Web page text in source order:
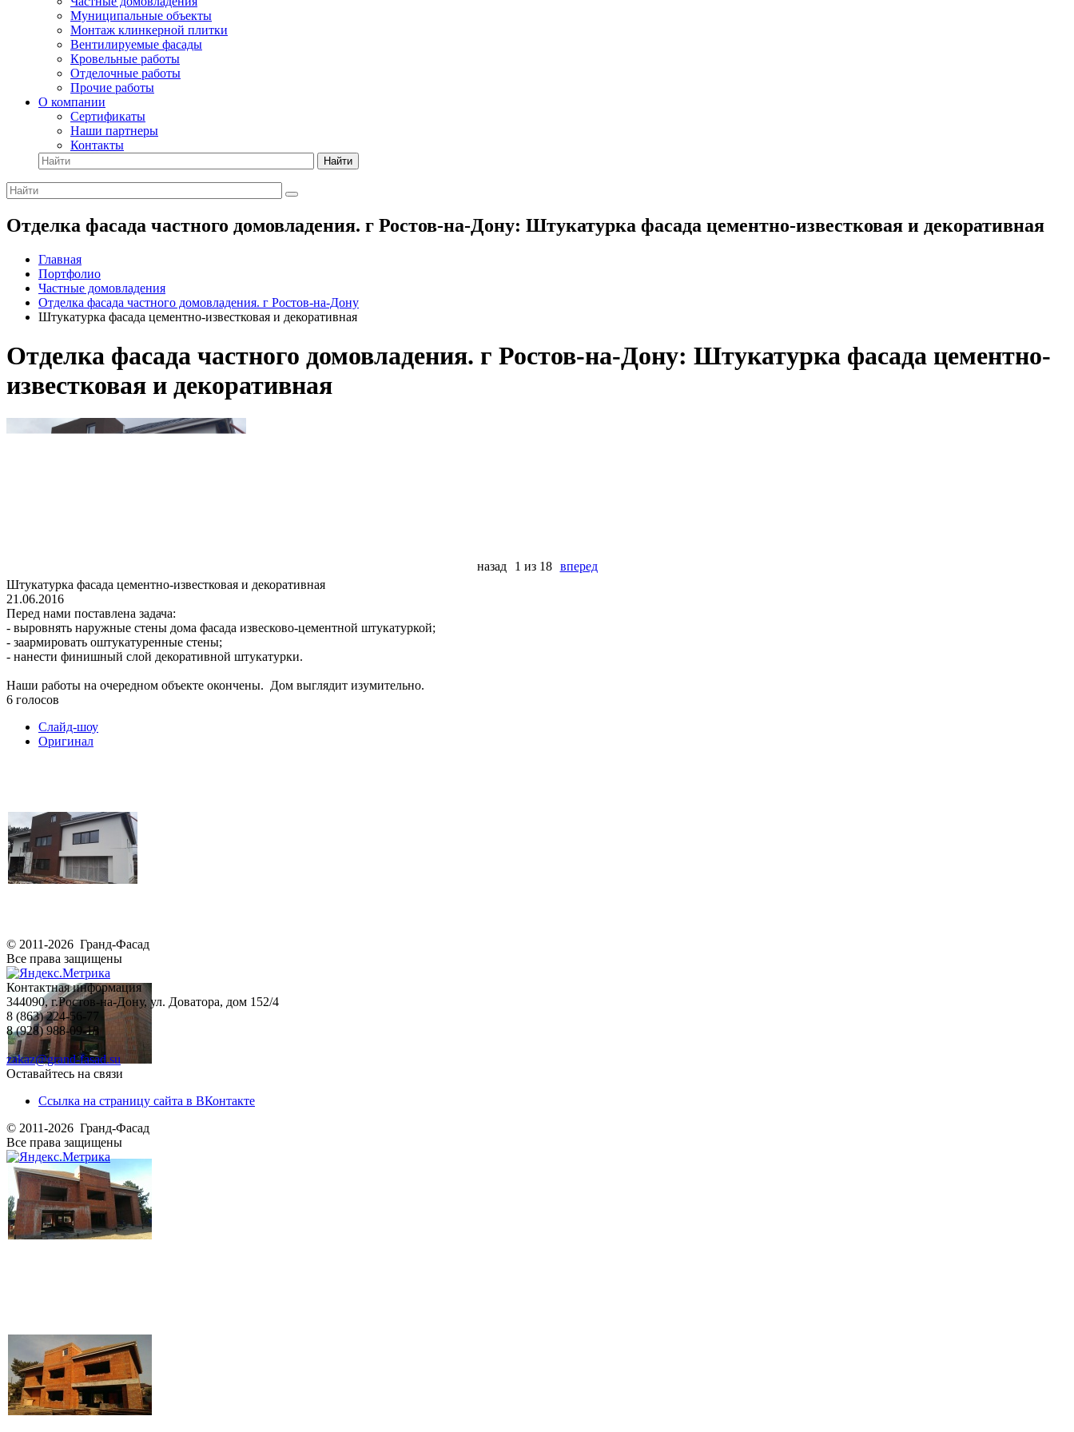
Муниципальные объекты
Монтаж клинкерной плитки
Вентилируемые фасады
Кровельные работы
Отделочные работы
Прочие работы
О компании
Сертификаты
Наши партнеры
Контакты
Найти
Отделка фасада частного домовладения. г Ростов-на-Дону: Штукатурка фасада цементно-известковая и декоративная
Главная
Портфолио
Частные домовладения
Отделка фасада частного домовладения. г Ростов-на-Дону
Штукатурка фасада цементно-известковая и декоративная
Отделка фасада частного домовладения. г Ростов-на-Дону: Штукатурка фасада цементно-
известковая и декоративная
назад 1 из 18
вперед
Штукатурка фасада цементно-известковая и декоративная
21.06.2016
Перед нами поставлена задача:
- выровнять наружные стены дома фасада извесково-цементной штукатуркой;
- заармировать оштукатуренные стены;
- нанести финишный слой декоративной штукатурки.
Наши работы на очередном объекте окончены. Дом выглядит изумительно.
6 голосов
Слайд-шоу
Оригинал
© 2011-2026 Гранд-Фасад
Все права защищены
Контактная информация
344090, г.Ростов-на-Дону, ул. Доватора, дом 152/4
8 (863) 224-56-77
8 (928) 988-09-18
zakaz@grand-fasad.su
Оставайтесь на связи
Ссылка на страницу сайта в ВКонтакте
© 2011-2026 Гранд-Фасад
Все права защищены